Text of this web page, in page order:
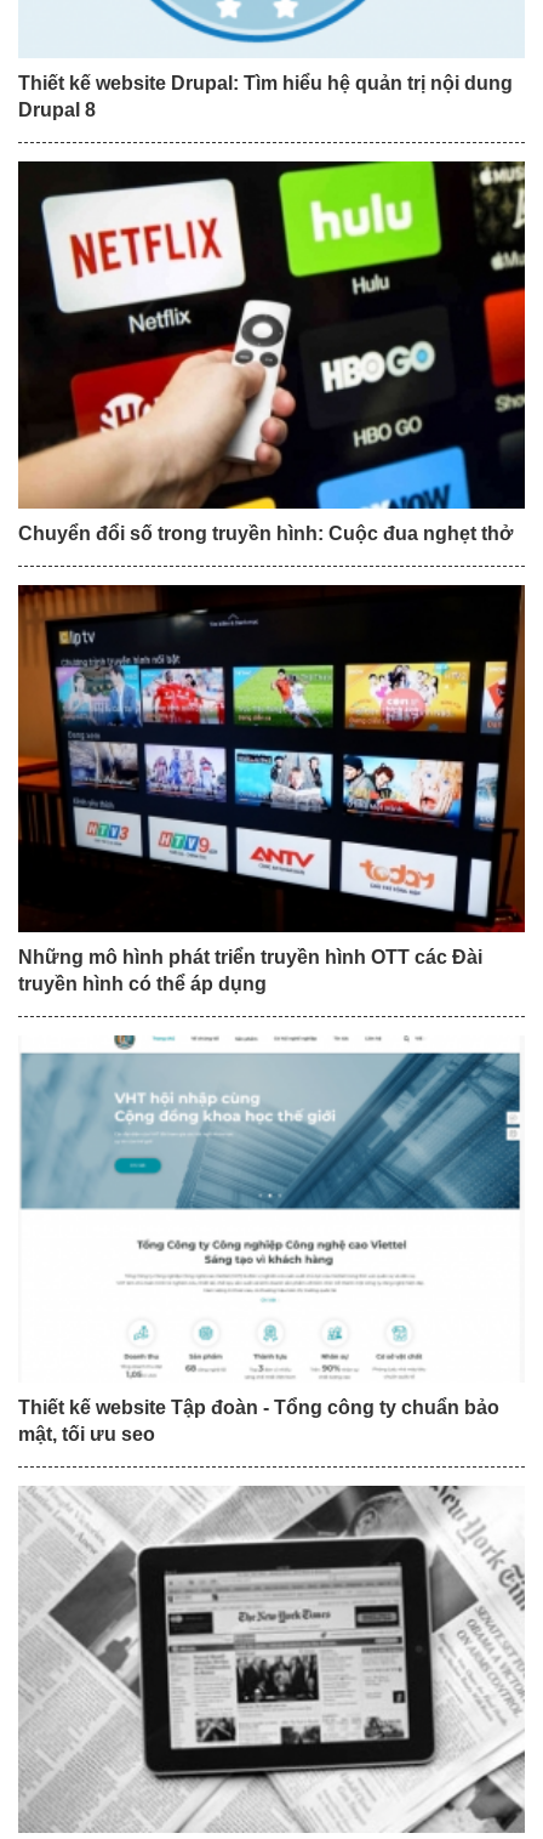
Thiết kế website Drupal: Tìm hiểu hệ quản trị nội dung
Drupal 8
Chuyển đổi số trong truyền hình: Cuộc đua nghẹt thở
Những mô hình phát triển truyền hình OTT các Đài
truyền hình có thể áp dụng
Thiết kế website Tập đoàn - Tổng công ty chuẩn bảo
mật, tối ưu seo